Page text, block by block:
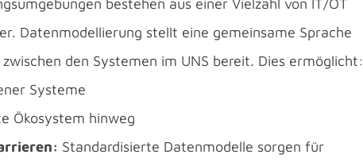
bestehen aus einer Vielzahl von IT/OT
Datenmodellierung stellt eine gemeinsame Sprache
den Systemen im UNS bereit. Dies ermöglicht:
Systeme
Ökosystem hinweg
Standardisierte Datenmodelle sorgen für